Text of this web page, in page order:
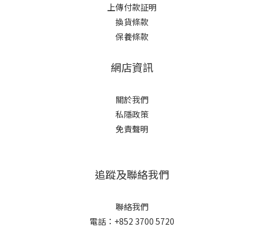
上傳付款証明
換貨條款
保養條款
網店資訊
關於我們
私隱政策
免責聲明
追蹤及聯絡我們
聯絡我們
電話：+852 3700 5720